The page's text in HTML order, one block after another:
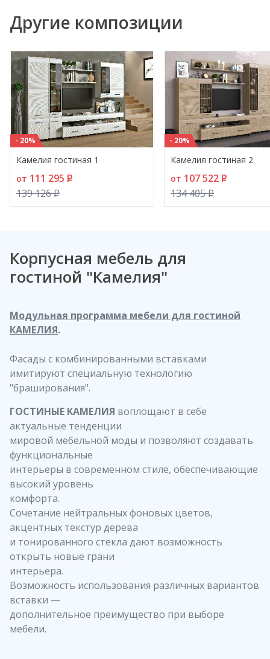
Другие композиции
- 20%
Камелия гостиная 1
от 111 295 P
139 126P
- 20%
Камелия гостиная 2
от 107 522 P
134 405P
Корпусная мебель для
гостиной "Камелия"
Модульная программа мебели для гостиной
КАМЕЛИЯ.
Фасады с комбинированными вставками
имитируют специальную технологию
"браширования".
ГОСТИНЫЕ КАМЕЛИЯ воплощают в себе
актуальные тенденции
мировой мебельной моды и позволяют создавать
функциональные
интерьеры в современном стиле, обеспечивающие
высокий уровень
комфорта.
Сочетание нейтральных фоновых цветов,
акцентных текстур дерева
и тонированного стекла дают возможность
открыть новые грани
интерьера.
Возможность использования различных вариантов
вставки —
дополнительное преимущество при выборе
мебели.